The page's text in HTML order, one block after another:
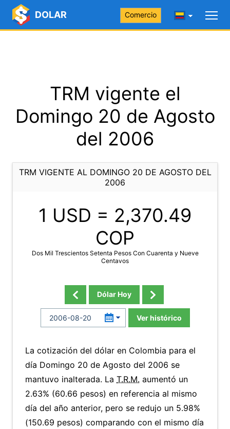
DOLAR Comercio
TRM vigente el
Domingo 20 de Agosto
del 2006
TRM VIGENTE AL DOMINGO 20 DE AGOSTO DEL
2006
1 USD = 2,370.49
COP
Dos Mil Trescientos Setenta Pesos Con Cuarenta y Nueve
Centavos
Dólar Hoy
Ver histórico
La cotización del dólar en Colombia para el
día Domingo 20 de Agosto del 2006 se
mantuvo inalterada. La T.R.M. aumentó un
2.63% (60.66 pesos) en referencia al mismo
día del año anterior, pero se redujo un 5.98%
(150.69 pesos) comparando con el mismo día